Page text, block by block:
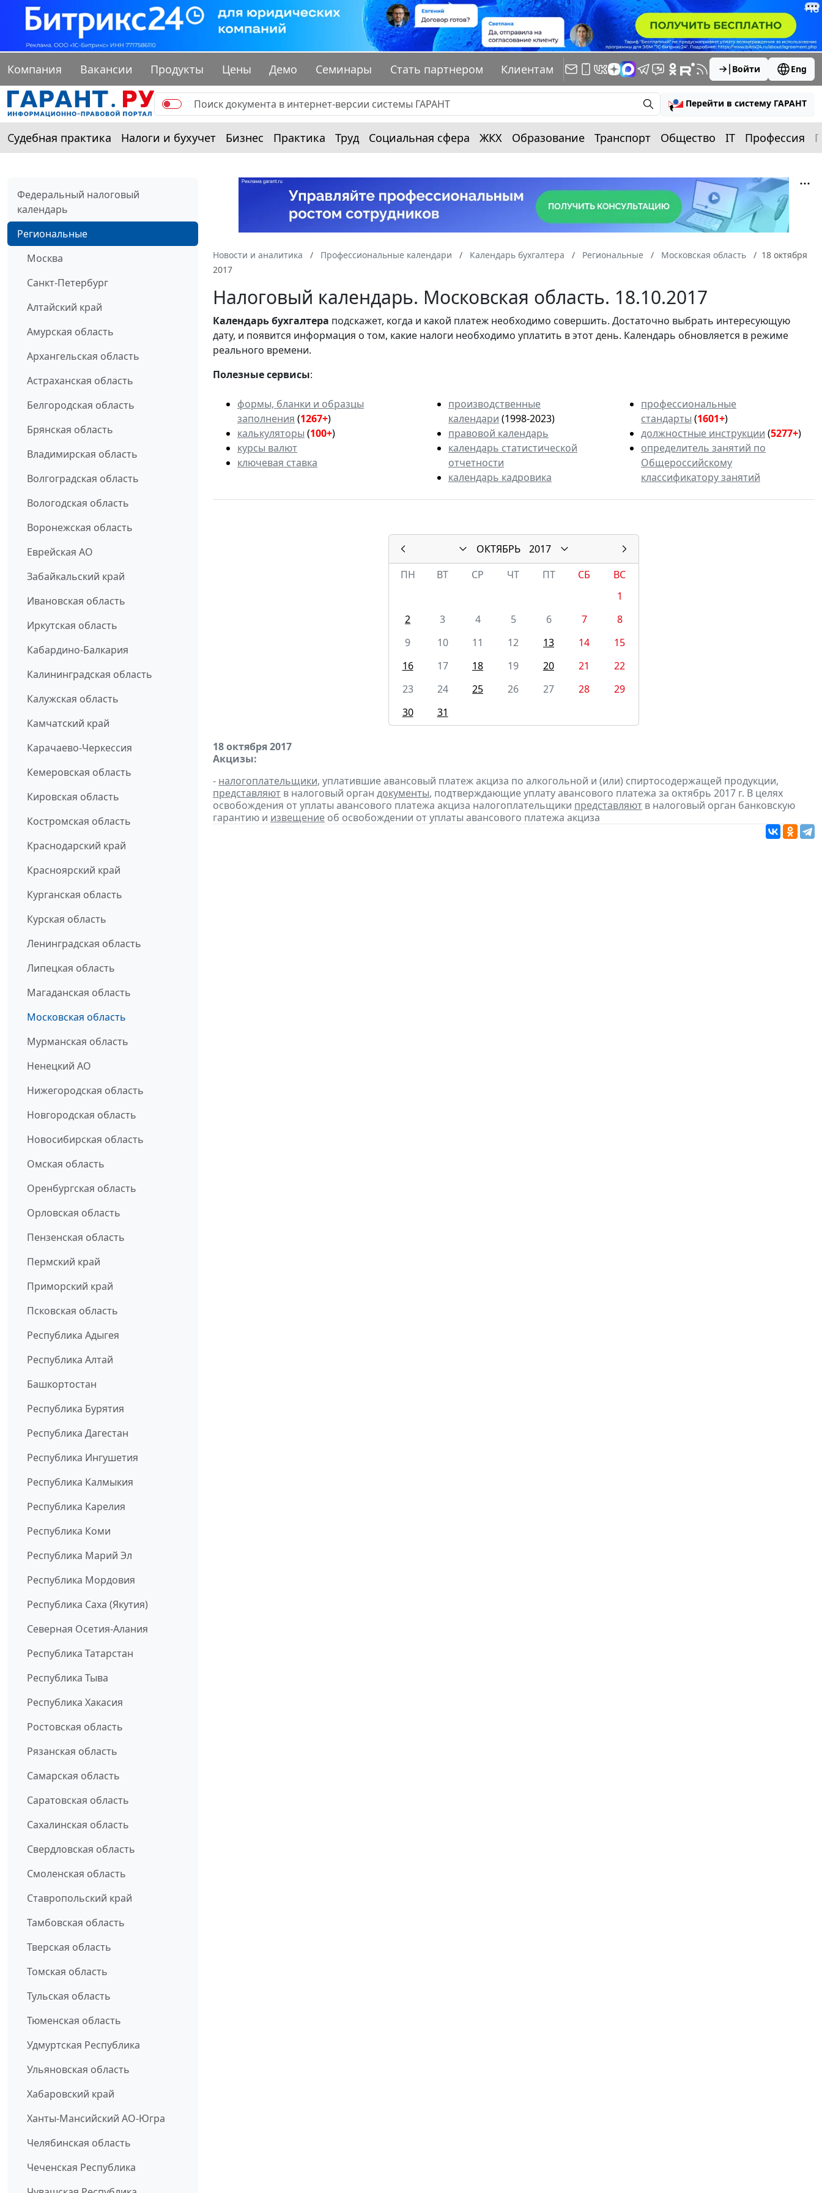
Компания Вакансии Продукты Цены Демо Семинары Стать партнером Клиентам Войти Eng
Перейти в систему ГАРАНТ
Судебная практика Налоги и бухучет Бизнес Практика Труд Социальная сфера ЖКХ Образование Транспорт Общество IT Профессия
Федеральный налоговый
календарь
Региональные
Москва
Санкт-Петербург
Алтайский край
Амурская область
Архангельская область
Астраханская область
Белгородская область
Брянская область
Владимирская область
Волгоградская область
Вологодская область
Воронежская область
Еврейская АО
Забайкальский край
Ивановская область
Иркутская область
Кабардино-Балкария
Калининградская область
Калужская область
Камчатский край
Карачаево-Черкессия
Кемеровская область
Кировская область
Костромская область
Краснодарский край
Красноярский край
Курганская область
Курская область
Ленинградская область
Липецкая область
Магаданская область
Московская область
Мурманская область
Ненецкий АО
Нижегородская область
Новгородская область
Новосибирская область
Омская область
Оренбургская область
Орловская область
Пензенская область
Пермский край
Приморский край
Псковская область
Республика Адыгея
Республика Алтай
Башкортостан
Республика Бурятия
Республика Дагестан
Республика Ингушетия
Республика Калмыкия
Республика Карелия
Республика Коми
Республика Марий Эл
Республика Мордовия
Республика Саха (Якутия)
Северная Осетия-Алания
Республика Татарстан
Республика Тыва
Республика Хакасия
Ростовская область
Рязанская область
Самарская область
Саратовская область
Сахалинская область
Свердловская область
Смоленская область
Ставропольский край
Тамбовская область
Тверская область
Томская область
Тульская область
Тюменская область
Удмуртская Республика
Ульяновская область
Хабаровский край
Ханты-Мансийский АО-Югра
Челябинская область
Чеченская Республика
Новости и аналитика Профессиональные календари Календарь бухгалтера Региональные Московская область
18 октября
2017
Налоговый календарь. Московская область. 18.10.2017
Календарьбухгалтера подскажет, когда и какой платеж необходимо совершить. Достаточно выбрать интересующую
дату, и появится информация о том, какие налоги необходимо уплатить в этот день. Календарь обновляется в режиме
реального времени.
Полезные сервисы:
формы, бланки и образцы
заполнения (1267+)
калькуляторы (100+)
курсы валют
ключевая ставка
производственные
календари (1998-2023)
правовой календарь
календарь статистической
отчетности
календарь кадровика
профессиональные
стандарты (1601+)
должностные инструкции (5277+)
определитель занятий по
Общероссийскому
классификатору занятий
ОКТЯБРЬ
2017
ПН
ВТ СР ЧТ ПТ СБ
ВС
1
2
3 4 5 6 7
8
9
10 11 12 13 14
15
16
17 18 19 20 21
22
23
24 25 26 27 28
29
30
31
18 октября 2017
Акцизы:
- налогоплательщики, уплатившие авансовый платеж акциза по алкогольной и (или) спиртосодержащей продукции,
представляют в налоговый орган документы, подтверждающие уплату авансового платежа за октябрь 2017 г. В целях
освобождения от уплаты авансового платежа акциза налогоплательщики представляют в налоговый орган банковскую
гарантию и извещение об освобождении от уплаты авансового платежа акциза